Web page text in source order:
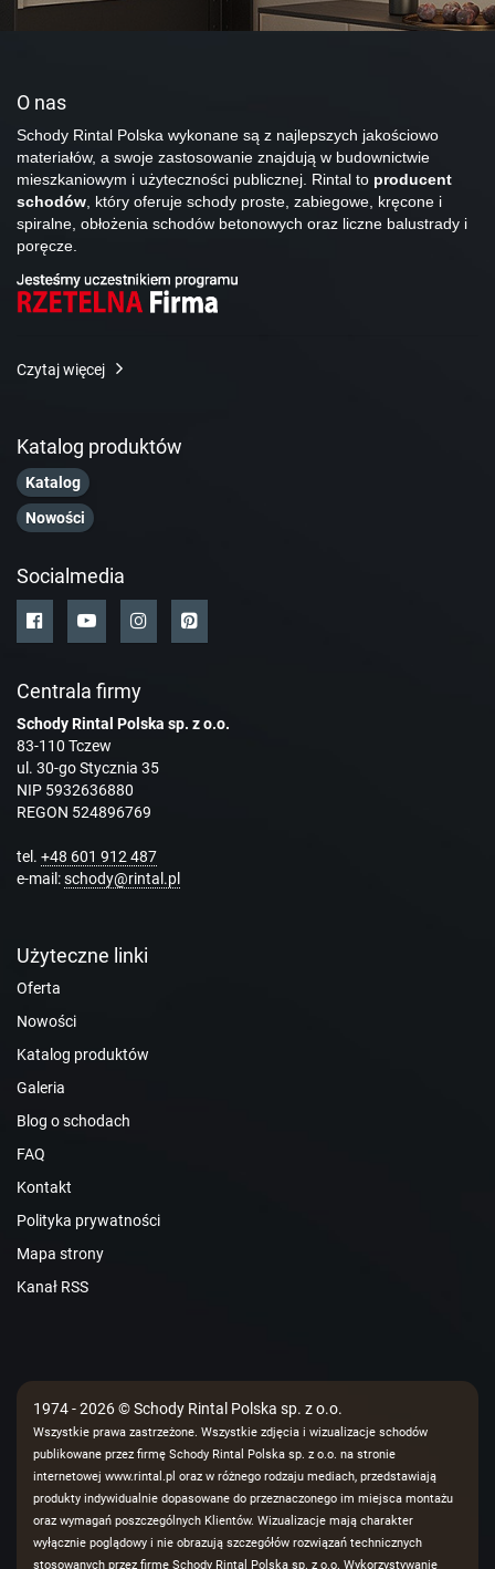
O nas
Schody Rintal Polska wykonane są z najlepszych jakościowo
materiałów, a swoje zastosowanie znajdują w budownictwie
mieszkaniowym i użyteczności publicznej. Rintal to producent
schodów, który oferuje schody proste, zabiegowe, kręcone i
spiralne, obłożenia schodów betonowych oraz liczne balustrady i
poręcze.
Czytaj więcej
Katalog produktów
Katalog
Nowości
Socialmedia
Centrala firmy
Schody Rintal Polska sp. z o.o.
83-110 Tczew
ul. 30-go Stycznia 35
NIP 5932636880
REGON 524896769
tel. +48 601 912 487
e-mail:schody@rintal.pl
Użyteczne linki
Oferta
Nowości
Katalog produktów
Galeria
Blog o schodach
FAQ
Kontakt
Polityka prywatności
Mapa strony
Kanał RSS
1974 - 2026 © Schody Rintal Polska sp. z o.o.
Wszystkie prawa zastrzeżone. Wszystkie zdjęcia i wizualizacje schodów
publikowane przez firmę Schody Rintal Polska sp. z o.o. na stronie
internetowej www.rintal.pl oraz w różnego rodzaju mediach, przedstawiają
produkty indywidualnie dopasowane do przeznaczonego im miejsca montażu
oraz wymagań poszczególnych Klientów. Wizualizacje mają charakter
wyłącznie poglądowy i nie obrazują szczegółów rozwiązań technicznych
stosowanych przez firmę Schody Rintal Polska sp. z o.o. Wykorzystywanie